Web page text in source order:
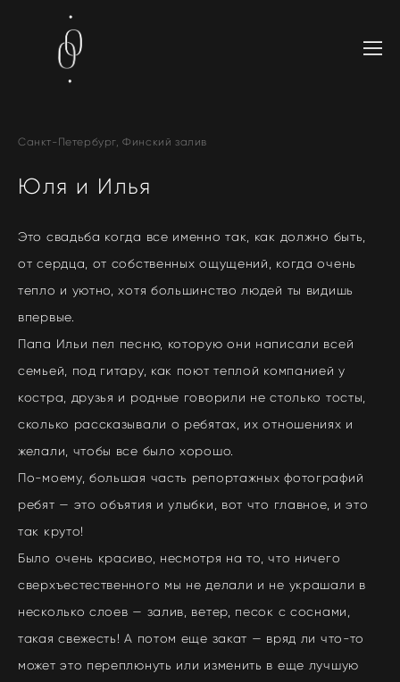
Санкт-Петербург, Финский залив
Юля и Илья
Это свадьба когда все именно так, как должно быть,
от сердца, от собственных ощущений, когда очень
тепло и уютно, хотя большинство людей ты видишь
впервые.
Папа Ильи пел песню, которую они написали всей
семьей, под гитару, как поют теплой компанией у
костра, друзья и родные говорили не столько тосты,
сколько рассказывали о ребятах, их отношениях и
желали, чтобы все было хорошо.
По-моему, большая часть репортажных фотографий
ребят — это объятия и улыбки, вот что главное, и это
так круто!
Было очень красиво, несмотря на то, что ничего
сверхъестественного мы не делали и не украшали в
несколько слоев — залив, ветер, песок с соснами,
такая свежесть! А потом еще закат — вряд ли что-то
может это переплюнуть или изменить в еще лучшую